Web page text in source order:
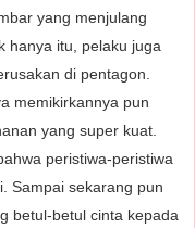
yang menjulang
hanya itu, pelaku juga
di pentagon.
memikirkannya pun
yang super kuat.
peristiwa-peristiwa
Sampai sekarang pun
betul-betul cinta kepada